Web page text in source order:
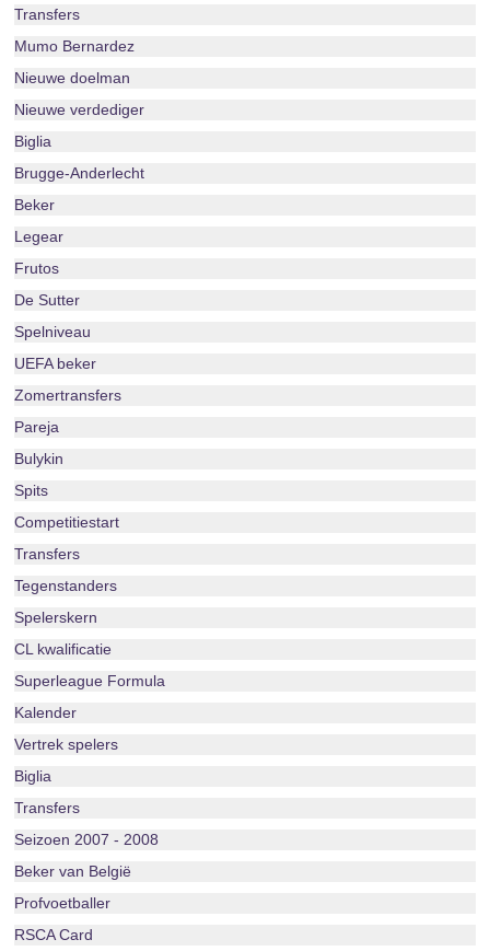
Transfers
Mumo Bernardez
Nieuwe doelman
Nieuwe verdediger
Biglia
Brugge-Anderlecht
Beker
Legear
Frutos
De Sutter
Spelniveau
UEFA beker
Zomertransfers
Pareja
Bulykin
Spits
Competitiestart
Transfers
Tegenstanders
Spelerskern
CL kwalificatie
Superleague Formula
Kalender
Vertrek spelers
Biglia
Transfers
Seizoen 2007 - 2008
Beker van België
Profvoetballer
RSCA Card